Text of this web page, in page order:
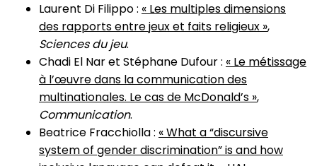
Laurent Di Filippo : « Les multiples dimensions
des rapports entre jeux et faits religieux »,
Sciences du jeu.
Chadi El Nar et Stéphane Dufour : « Le métissage
à l’œuvre dans la communication des
multinationales. Le cas de McDonald’s »,
Communication.
Beatrice Fracchiolla : « What a “discursive
system of gender discrimination” is and how